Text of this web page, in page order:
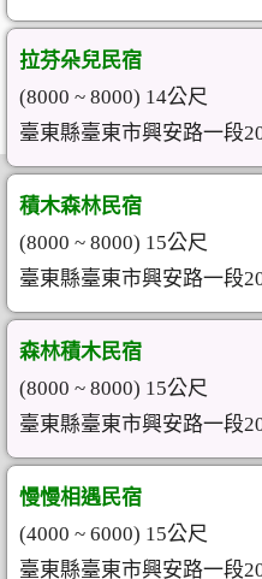
拉芬朵兒民宿
(8000 ~ 8000) 14公尺
臺東縣臺東市興安路一段
積木森林民宿
(8000 ~ 8000) 15公尺
臺東縣臺東市興安路一段
森林積木民宿
(8000 ~ 8000) 15公尺
臺東縣臺東市興安路一段
慢慢相遇民宿
(4000 ~ 6000) 15公尺
臺東縣臺東市興安路一段